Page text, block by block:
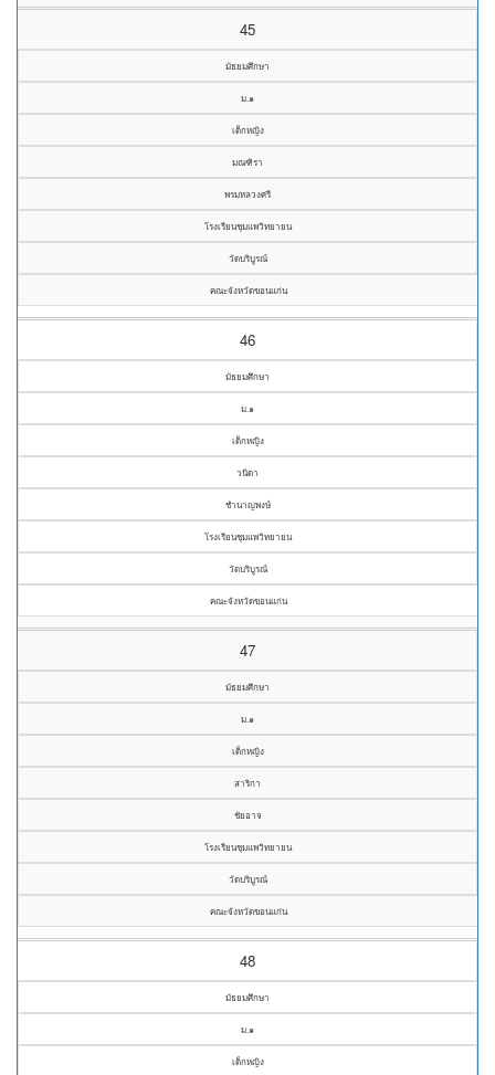
45
มัธยมศึกษา
ม.๑
เด็กหญิง
มณฑิรา
พรมหลวงศรี
โรงเรียนชุมแพวิทยายน
วัดบริบูรณ์
คณะจังหวัดขอนแก่น
46
มัธยมศึกษา
ม.๑
เด็กหญิง
วนิดา
ชำนาญพงษ์
โรงเรียนชุมแพวิทยายน
วัดบริบูรณ์
คณะจังหวัดขอนแก่น
47
มัธยมศึกษา
ม.๑
เด็กหญิง
สาริกา
ชัยอาจ
โรงเรียนชุมแพวิทยายน
วัดบริบูรณ์
คณะจังหวัดขอนแก่น
48
มัธยมศึกษา
ม.๑
เด็กหญิง